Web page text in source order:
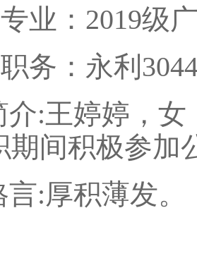
专业：2019级
职务：永利
介:王婷婷，女
期间积极参加
:厚积薄发。